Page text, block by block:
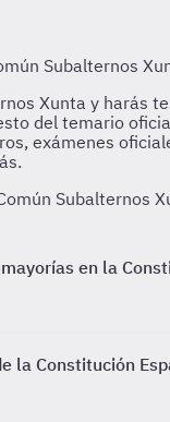
Subalternos
en la
la Constitución